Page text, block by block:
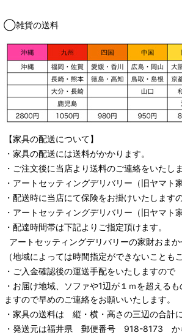
◯雑貨の送料
【家具の配送について】
・家具の配送には送料がかかります。
・ご注文後に当店より送料のご連絡をいたしま
・ アートセッティングデリバリー （旧ヤマト
・配送時に当店にて保険をお掛けいたします
・ アートセッティングデリバリー （旧ヤマト
・配達時間帯は下記よりご指定頂けます。
アートセッティングデリバリーの家財おまか
（地域によっては時間指定ができないこと
・ご入金確認後の運送手配をいたしますの
・お届け地域、ソファや1辺が１ｍを超える
ますので早めのご連絡をお願いいたします。
・家具の送料は 縦・横・高さの三辺の合計
・発送元は福井県 郵便番号 918-8173 か